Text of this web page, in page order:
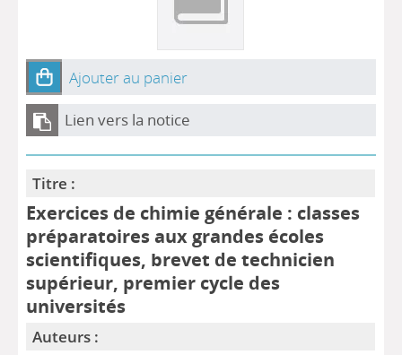
Ajouter au panier
Lien vers la notice
Titre :
Exercices de chimie générale : classes
préparatoires aux grandes écoles
scientifiques, brevet de technicien
supérieur, premier cycle des
universités
Auteurs :